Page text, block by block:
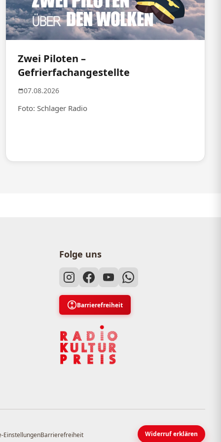
Zwei Piloten –
Gefrierfachangestellte
07.08.2026
Foto: Schlager Radio
Folge uns
Barrierefreiheit
EinstellungenBarrierefreiheit Widerruf erklären